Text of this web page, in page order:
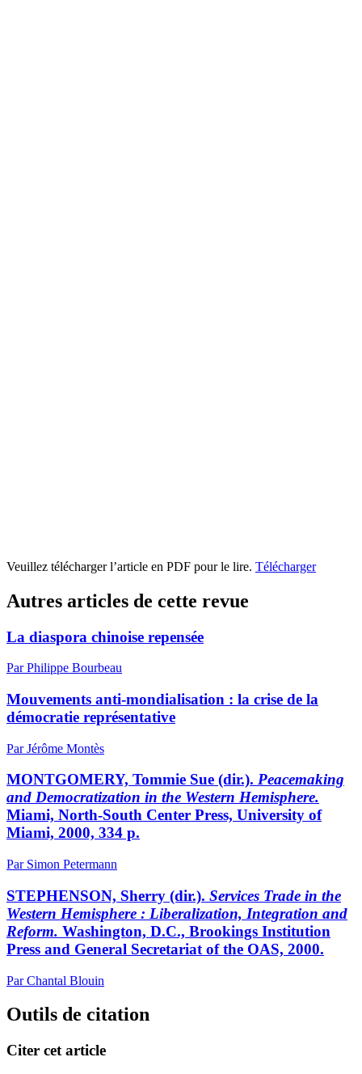
Veuillez télécharger l’article en PDF pour le lire. Télécharger
Autres articles de cette revue
La diaspora chinoise repensée
Par Philippe Bourbeau
Mouvements anti-mondialisation : la crise de la
démocratie représentative
Par Jérôme Montès
MONTGOMERY, Tommie Sue (dir.). Peacemaking
and Democratization in the Western Hemisphere.
Miami, North-South Center Press, University of
Miami, 2000, 334 p.
Par Simon Petermann
STEPHENSON, Sherry (dir.). Services Trade in the
Western Hemisphere : Liberalization, Integration and
Reform. Washington, D.C., Brookings Institution
Press and General Secretariat of the OAS, 2000.
Par Chantal Blouin
Outils de citation
Citer cet article